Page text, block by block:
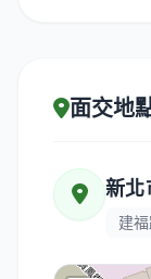
面交地
新北
建